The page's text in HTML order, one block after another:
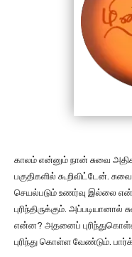
காலம் என்னும் நான் சுவை
பகுதிகளில் கூறிவிட்டேன்.
செயல்படும் உணர்வு இல்லை
புரிந்திருக்கும்.
என்ன? அதனைப்
புரிந்து கொள்ள வேண்டும்.